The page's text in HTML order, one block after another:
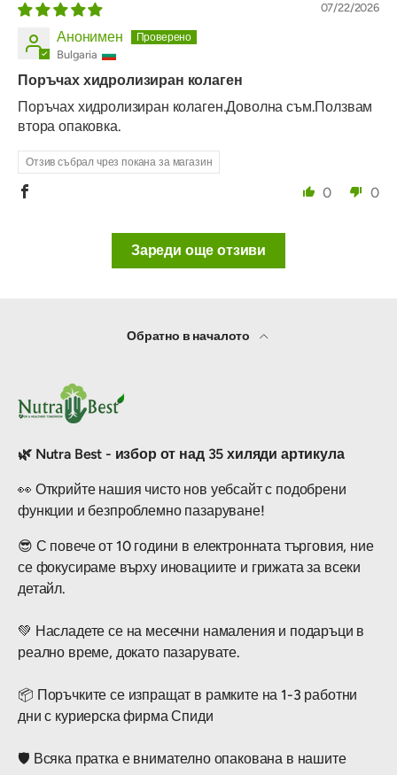
07/22/2026
Анонимен
Bulgaria
Поръчах хидролизиран колаген
Поръчах хидролизиран колаген.Доволна съм.Ползвам
втора опаковка.
Отзив събрал чрез покана за магазин
0 0
Зареди още отзиви
Обратно в началото
🌿 Nutra Best - избор от над 35 хиляди артикула
👀 Открийте нашия чисто нов уебсайт с подобрени
функции и безпроблемно пазаруване!
😎 С повече от 10 години в електронната търговия, ние
се фокусираме върху иновациите и грижата за всеки
детайл.
💚 Насладете се на месечни намаления и подаръци в
реално време, докато пазарувате.
📦 Поръчките се изпращат в рамките на 1-3 работни
дни с куриерска фирма Спиди
🛡️ Всяка пратка е внимателно опакована в нашите